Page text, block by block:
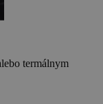
termálnym